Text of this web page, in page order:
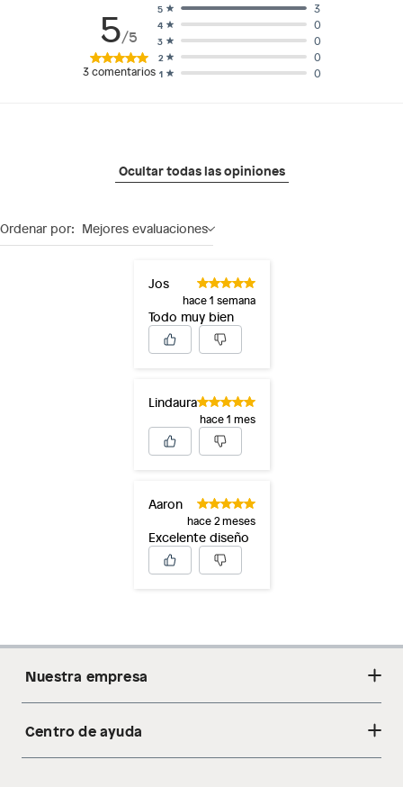
5/5
3 comentarios 1 0
2 0
3 0
4 0
5 3
Ocultar todas las opiniones
Ordenar por: Mejores evaluaciones
Jos
hace 1 semana
Todo muy bien
Lindaura
hace 1 mes
Aaron
hace 2 meses
Excelente diseño
Nuestra empresa
Acerca de nosotros
Centro de ayuda